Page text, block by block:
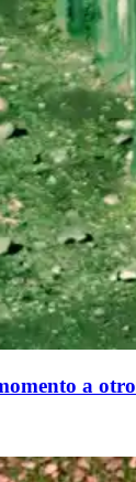
a otro